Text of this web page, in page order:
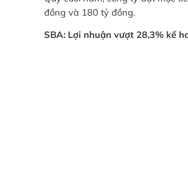
đồng và 180 tỷ đồng.
SBA: Lợi nhuận vượt 28,3% kế